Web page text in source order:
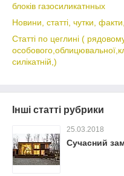
блоків газосиликатнных
Новини, статті, чутки,
Статті по цеглині (
силікатній,)
Інші статті рубрики
25.03.2018
Сучасний